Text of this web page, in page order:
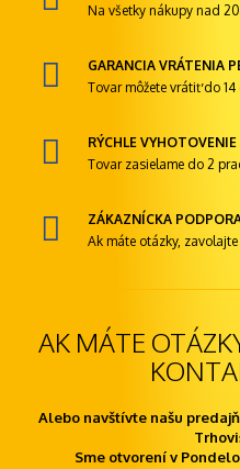
Na všetky nákupy nad
GARANCIA VRÁTENIA
Tovar môžete vrátiť do 14
RÝCHLE VYHOTOVENIE
Tovar zasielame do 2
ZÁKAZNÍCKA
Ak máte otázky, zavolajte
AK MÁTE
Alebo navštívte našu
Sme otvorení v